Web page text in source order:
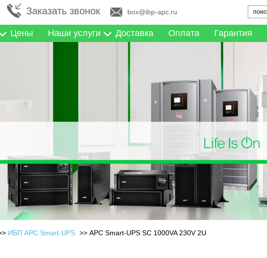
Заказать звонок box@ibp-apc.ru
Цены Наши услуги Доставка Оплата Гарантия
ИБП APC Smart-UPS APC Smart-UPS SC 1000VA 230V 2U